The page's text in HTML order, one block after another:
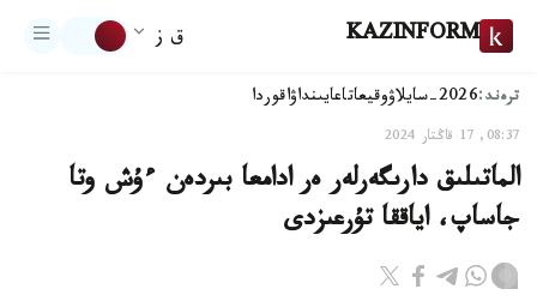
KAZINFORM ق ز
ترەند:2026-سايلاۋ وقيعاتاعايىنداۋاقوردا
08:37, 17 قاڭتار 2024
الماتىلىق دارىگەرلەر ەر ادامعا بىردەن ءۇش وتا
جاساپ، اياققا تۇرعىزدى